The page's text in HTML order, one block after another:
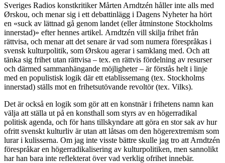
Sveriges Radios konstkritiker Mårten Arndtzén håller inte alls med
Ørskou, och menar sig i ett debattinlägg i Dagens Nyheter ha hört
en «suck av lättnad gå genom landet (eller åtminstone Stockholms
innerstad)» efter hennes artikel. Arndtzén vill skilja frihet från
rättvisa, och menar att det senare är vad som numera förespråkas i
svensk kulturpolitik, som Ørskou agerar i samklang med. Och att
tänka sig frihet utan rättvisa – tex. en rättvis fördelning av resurser
och därmed sammanhängande möjligheter – är förstås helt i linje
med en populistisk logik där ett etablissemang (tex. Stockholms
innerstad) ställs mot en frihetsutövande revoltör (tex. Vilks).
Det är också en logik som gör att en konstnär i frihetens namn kan
välja att ställa ut på en konsthall som styrs av en högerradikal
politisk agenda, och för hans tillskyndare att göra en stor sak av hur
ofritt svenskt kulturliv är utan att låtsas om den högerextremism som
lurar i kulisserna. Om jag inte visste bättre skulle jag tro att Arndtzén
förespråkar en högerradikalisering av kulturpolitiken, men sannolikt
har han bara inte reflekterat över vad verklig ofrihet innebär.